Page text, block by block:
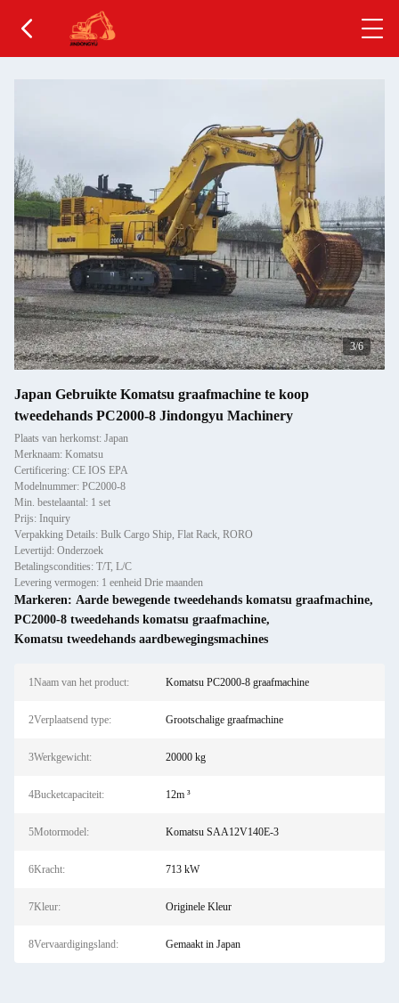
4/6
Japan Gebruikte Komatsu graafmachine te koop
tweedehands PC2000-8 Jindongyu Machinery
Plaats van herkomst: Japan
Merknaam: Komatsu
Certificering: CE IOS EPA
Modelnummer: PC2000-8
Min. bestelaantal: 1 set
Prijs: Inquiry
Verpakking Details: Bulk Cargo Ship, Flat Rack, RORO
Levertijd: Onderzoek
Betalingscondities: T/T, L/C
Levering vermogen: 1 eenheid Drie maanden
Markeren: Aarde bewegende tweedehands komatsu graafmachine,
PC2000-8 tweedehands komatsu graafmachine,
Komatsu tweedehands aardbewegingsmachines
1Naam van het product: Komatsu PC2000-8 graafmachine
2Verplaatsend type: Grootschalige graafmachine
3Werkgewicht: 20000 kg
4Bucketcapaciteit: 12m ³
5Motormodel: Komatsu SAA12V140E-3
6Kracht: 713 kW
7Kleur: Originele Kleur
8Vervaardigingsland: Gemaakt in Japan